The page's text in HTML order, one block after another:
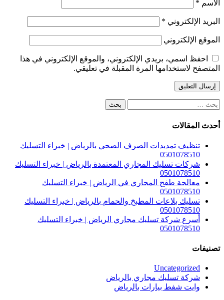
الاسم *
البريد الإلكتروني *
الموقع الإلكتروني
احفظ اسمي، بريدي الإلكتروني، والموقع الإلكتروني في هذا
المتصفح لاستخدامها المرة المقبلة في تعليقي.
البحث
أحدث المقالات
تنظيف تمديدات الصرف الصحي بالرياض | خبراء التسليك
0501078510
شركات تسليك المجاري المعتمدة بالرياض | خبراء التسليك
0501078510
معالجة طفح المجاري في الرياض | خبراء التسليك
0501078510
تسليك بلاعات المطبخ والحمام بالرياض | خبراء التسليك
0501078510
أسرع شركة تسليك مجاري الرياض | خبراء التسليك
0501078510
تصنيفات
Uncategorized
شركة تسليك مجاري بالرياض
وايت شفط بيارات بالرياض